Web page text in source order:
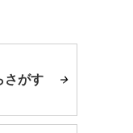
さがす